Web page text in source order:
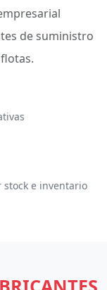
de suministro
e inventario